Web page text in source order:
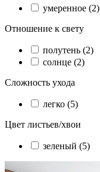
умеренное (2)
Отношение к свету
полутень (2)
солнце (2)
Сложность ухода
легко (5)
Цвет листьев/хвои
зеленый (5)